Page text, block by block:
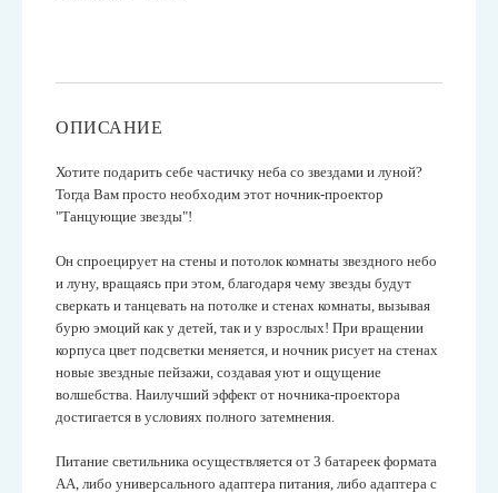
ОПИСАНИЕ
Хотите подарить себе частичку неба со звездами и луной?
Тогда Вам просто необходим этот ночник-проектор
"Танцующие звезды"!
Он спроецирует на стены и потолок комнаты звездного небо
и луну, вращаясь при этом, благодаря чему звезды будут
сверкать и танцевать на потолке и стенах комнаты, вызывая
бурю эмоций как у детей, так и у взрослых! При вращении
корпуса цвет подсветки меняется, и ночник рисует на стенах
новые звездные пейзажи, создавая уют и ощущение
волшебства. Наилучший эффект от ночника-проектора
достигается в условиях полного затемнения.
Питание светильника осуществляется от 3 батареек формата
АА, либо универсального адаптера питания, либо адаптера с